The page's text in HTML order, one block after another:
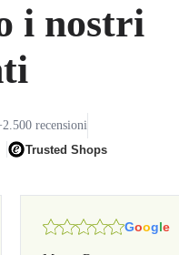
i nostri
recensioni
Trusted Shops
Google